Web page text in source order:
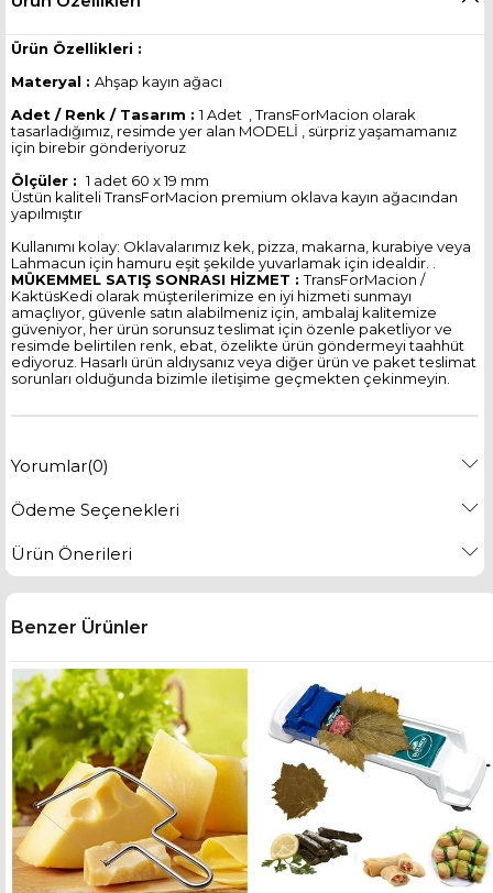
Ürün Özellikleri :
Materyal : Ahşap kayın ağacı
Adet / Renk / Tasarım :1 Adet , TransForMacion olarak
tasarladığımız, resimde yer alan MODELİ , sürpriz yaşamamanız
için birebir gönderiyoruz
Ölçüler :1 adet 60 x 19 mm
Üstün kaliteli TransForMacion premium oklava kayın ağacından
yapılmıştır
Kullanımı kolay: Oklavalarımız kek, pizza, makarna, kurabiye veya
Lahmacun için hamuru eşit şekilde yuvarlamak için idealdir. .
MÜKEMMEL SATIŞ SONRASI HİZMET :TransForMacion /
KaktüsKedi olarak müşterilerimize en iyi hizmeti sunmayı
amaçlıyor, güvenle satın alabilmeniz için, ambalaj kalitemize
güveniyor, her ürün sorunsuz teslimat için özenle paketliyor ve
resimde belirtilen renk, ebat, özelikte ürün göndermeyi taahhüt
ediyoruz. Hasarlı ürün aldıysanız veya diğer ürün ve paket teslimat
sorunları olduğunda bizimle iletişime geçmekten çekinmeyin.
Yorumlar(0)
Ödeme Seçenekleri
Ürün Önerileri
Benzer Ürünler